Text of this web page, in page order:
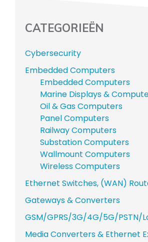
CATEGORIEËN
Cybersecurity
Embedded Computers
Embedded Computers
Marine Displays &
Oil & Gas Computers
Panel Computers
Railway Computers
Substation Computers
Wallmount Computers
Wireless Computers
Ethernet Switches, (WAN)
Gateways & Converters
GSM/GPRS/3G/4G/5G/PSTN/
Media Converters & Ethernet